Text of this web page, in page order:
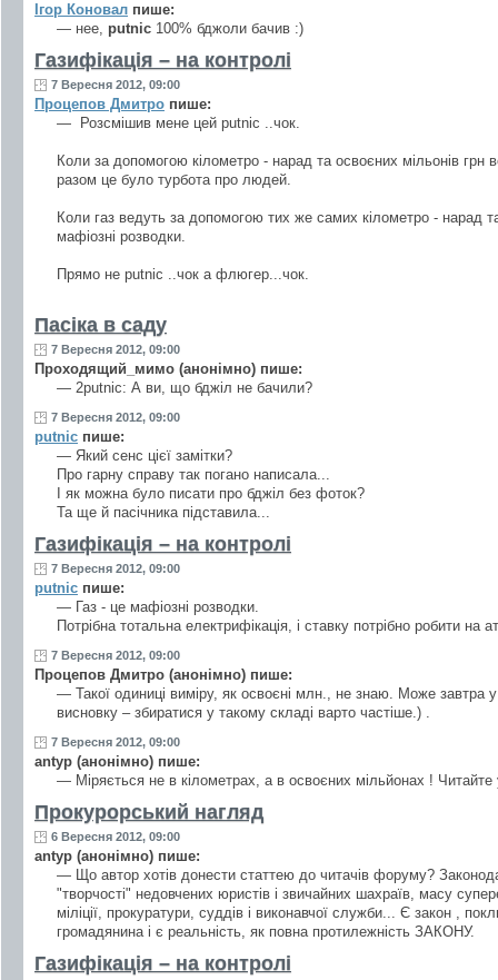
Ігор Коновал пише:
— нее, putnic 100% бджоли бачив :)
Газифікація – на контролі
7 Вересня 2012, 09:00
Процепов Дмитро пише:
— Розсмішив мене цей putnic ..чок.
Коли за допомогою кілометро - нарад та освоєних мільонів грн
разом це було турбота про людей.
Коли газ ведуть за допомогою тих же самих кілометро - нарад
мафіозні розводки.
Прямо не putnic ..чок а флюгер...чок.
Пасіка в саду
7 Вересня 2012, 09:00
Проходящий_мимо (анонімно) пише:
— 2putnic: А ви, що бджіл не бачили?
7 Вересня 2012, 09:00
putnic пише:
— Який сенс цієї замітки?
Про гарну справу так погано написала...
І як можна було писати про бджіл без фоток?
Та ще й пасічника підставила...
Газифікація – на контролі
7 Вересня 2012, 09:00
putnic пише:
— Газ - це мафіозні розводки.
Потрібна тотальна електрифікація, і ставку потрібно робити на
7 Вересня 2012, 09:00
Процепов Дмитро (анонімно) пише:
— Такої одиниці виміру, як освоєні млн., не знаю. Може завтра у
висновку – збиратися у такому складі варто частіше.) .
7 Вересня 2012, 09:00
antyp (анонімно) пише:
— Міряється не в кілометрах, а в освоєних мільйонах !
Прокурорський нагляд
6 Вересня 2012, 09:00
antyp (анонімно) пише:
— Що автор хотів донести статтею до читачів форуму?
"творчості" недовчених юристів і звичайних шахраїв, масу
міліції, прокуратури, суддів і виконавчої служби... Є закон ,
громадянина і є реальність, як повна протилежність ЗАКОНУ.
Газифікація – на контролі